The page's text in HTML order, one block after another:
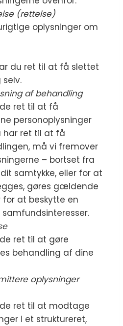
(rettelse)
oplysninger om
du ret til at få slettet
af behandling
ret til at få
personoplysninger
har ret til at få
må vi fremover
– bortset fra
samtykke, eller for at
gøres gældende
for at beskytte en
ret til at gøre
behandling af dine
oplysninger
ret til at modtage
i et struktureret,